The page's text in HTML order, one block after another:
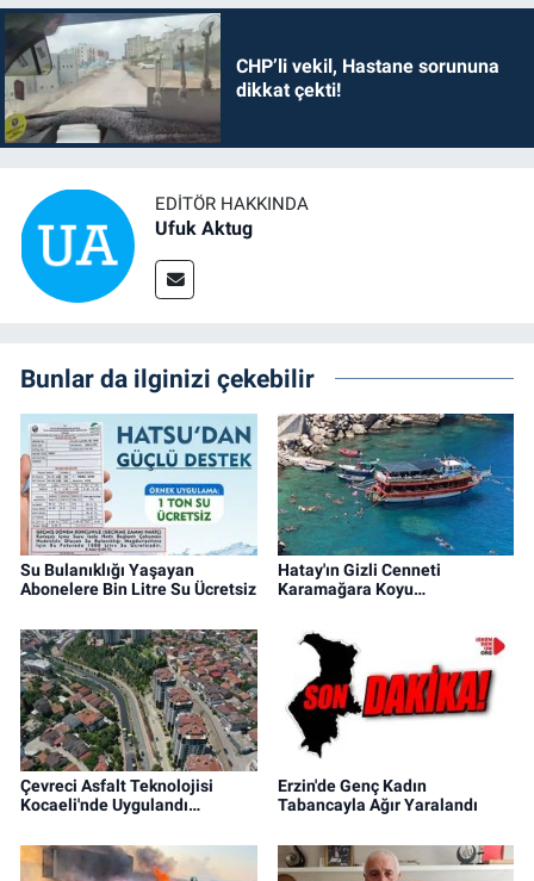
CHP’li vekil, Hastane sorununa
dikkat çekti!
EDITÖR HAKKINDA
Ufuk Aktug
Bunlar da ilginizi çekebilir
Su Bulanıklığı Yaşayan
Abonelere Bin Litre Su Ücretsiz
Hatay'ın Gizli Cenneti
Karamağara Koyu…
Çevreci Asfalt Teknolojisi
Kocaeli'nde Uygulandı…
Erzin'de Genç Kadın
Tabancayla Ağır Yaralandı